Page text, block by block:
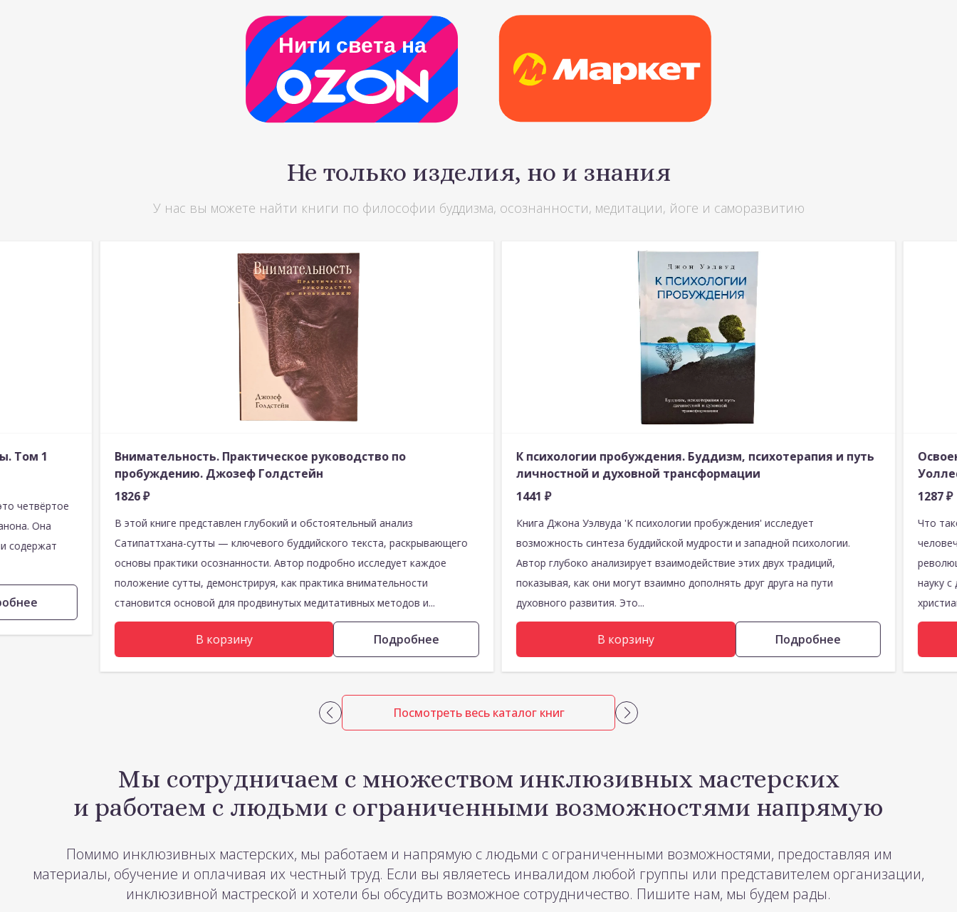
Нити света на
Не только изделия, но и знания
У нас вы можете найти книги по философии буддизма, осознанности, медитации, йоге и саморазвитию
Том 1
четвёртое
Она
содержат
Внимательность. Практическое руководство по
пробуждению. Джозеф Голдстейн
1826₽
В этой книге представлен глубокий и обстоятельный анализ
Сатипаттхана-сутты — ключевого буддийского текста, раскрывающего
основы практики осознанности. Автор подробно исследует каждое
положение сутты, демонстрируя, как практика внимательности
становится основой для продвинутых медитативных методов и...
В корзину Подробнее
К психологии пробуждения. Буддизм, психотерапия и путь
личностной и духовной трансформации
1441₽
Книга Джона Уэлвуда 'К психологии пробуждения' исследует
возможность синтеза буддийской мудрости и западной психологии.
Автор глубоко анализирует взаимодействие этих двух традиций,
показывая, как они могут взаимно дополнять друг друга на пути
духовного развития. Это...
В корзину Подробнее
1287₽
Что
науку
Посмотреть весь каталог книг
Мы сотрудничаем с множеством инклюзивных мастерских
и работаем с людьми с ограниченными возможностями напрямую
Помимо инклюзивных мастерских, мы работаем и напрямую с людьми с ограниченными возможностями, предоставляя им
материалы, обучение и оплачивая их честный труд. Если вы являетесь инвалидом любой группы или представителем организации,
инклюзивной мастреской и хотели бы обсудить возможное сотрудничество. Пишите нам, мы будем рады.